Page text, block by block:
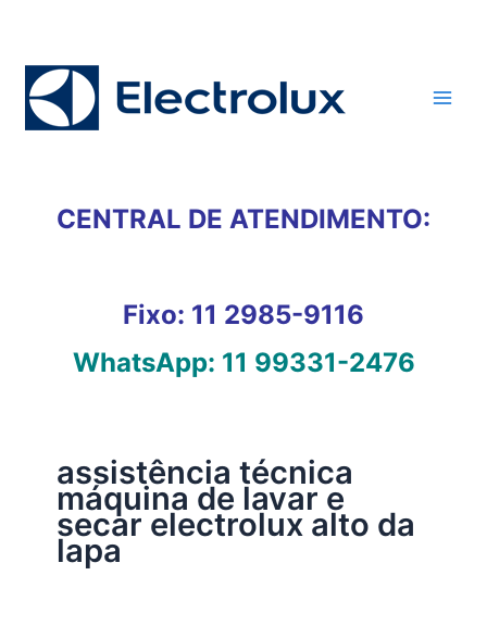
conteúdo
CENTRAL DE ATENDIMENTO:
Fixo: 11 2985-9116
WhatsApp: 11 99331-2476
assistência técnica
máquina de lavar e
secar electrolux alto da
lapa